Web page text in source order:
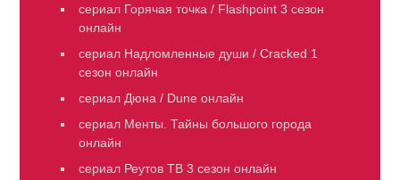
сериал Горячая точка / Flashpoint 3 сезон
онлайн
сериал Надломленные души / Cracked 1
сезон онлайн
сериал Дюна / Dune онлайн
сериал Менты. Тайны большого города
онлайн
сериал Реутов ТВ 3 сезон онлайн